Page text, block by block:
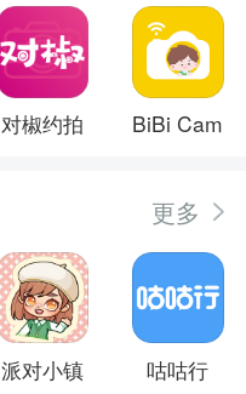
对椒约拍 BiBi Cam
更多
派对小镇 咕咕行